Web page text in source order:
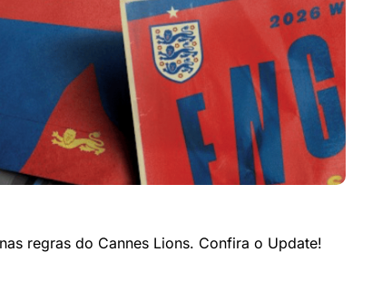
regras do Cannes Lions. Confira o Update!